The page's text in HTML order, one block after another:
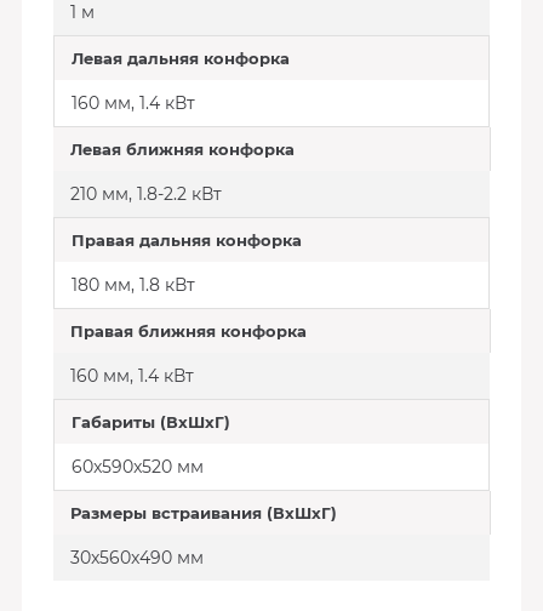
1 м
Левая дальняя конфорка
160 мм, 1.4 кВт
Левая ближняя конфорка
210 мм, 1.8-2.2 кВт
Правая дальняя конфорка
180 мм, 1.8 кВт
Правая ближняя конфорка
160 мм, 1.4 кВт
Габариты (ВхШхГ)
60x590x520 мм
Размеры встраивания (ВхШхГ)
30x560x490 мм